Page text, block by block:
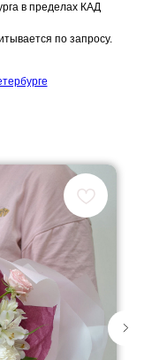
в пределах КАД
по запросу.